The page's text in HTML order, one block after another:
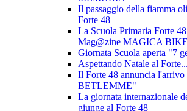
Il passaggio della fiamma
Forte 48
La Scuola Primaria Forte
Mag@zine MAGICA BIKE
Giornata Scuola aperta "7
Aspettando Natale al Forte...
Il Forte 48 annuncia
BETLEMME"
La giornata internazionale
giunge al Forte 48